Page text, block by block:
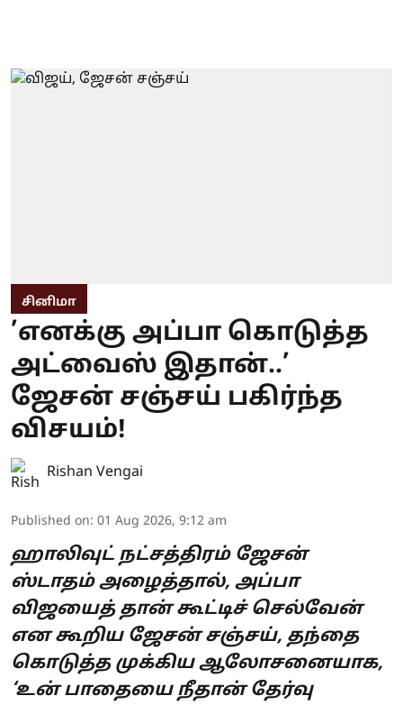
சினிமா
’எனக்கு அப்பா கொடுத்த
அட்வைஸ் இதான்..’
ஜேசன் சஞ்சய் பகிர்ந்த
விசயம்!
Rishan Vengai
Published on: 01 Aug 2026, 9:12 am
ஹாலிவுட் நட்சத்திரம் ஜேசன்
ஸ்டாதம் அழைத்தால், அப்பா
விஜயைத் தான் கூட்டிச் செல்வேன்
என கூறிய ஜேசன் சஞ்சய், தந்தை
கொடுத்த முக்கிய ஆலோசனையாக,
‘உன் பாதையை நீதான் தேர்வு